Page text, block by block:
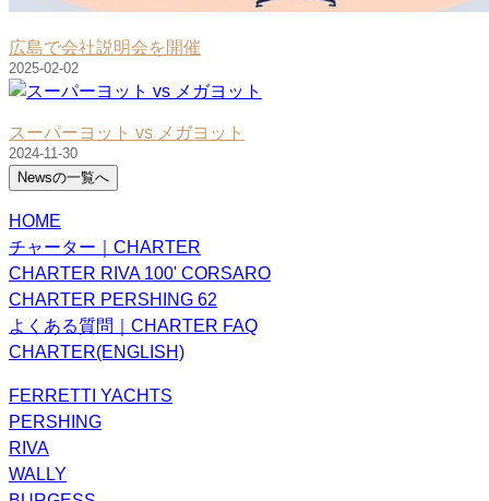
広島で会社説明会を開催
2025-02-02
スーパーヨット vs メガヨット
2024-11-30
Newsの一覧へ
HOME
チャーター｜CHARTER
CHARTER RIVA 100' CORSARO
CHARTER PERSHING 62
よくある質問｜CHARTER FAQ
CHARTER(ENGLISH)
FERRETTI YACHTS
PERSHING
RIVA
WALLY